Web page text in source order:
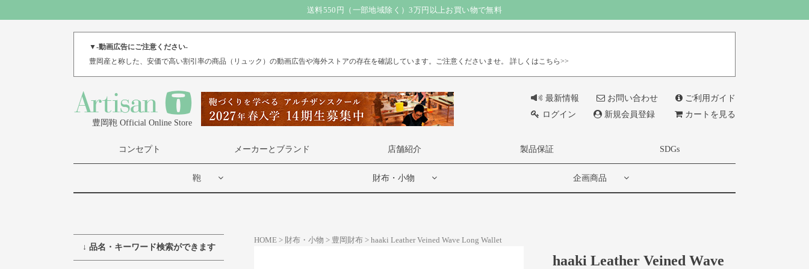
送料550円（一部地域除く）3万円以上お買い物で無料
▼-動画広告にご注意ください-
豊岡産と称した、安価で高い割引率の商品（リュック）の動画広告や海外ストアの存在を確認しています。ご注意くださいませ。 詳しくはこちら>>
豊岡鞄 Official Online Store
最新情報 お問い合わせ
ご利用ガイド
ログイン
新規会員登録 カートを見る
コンセプト メーカーとブランド 店舗紹介 製品保証 SDGs
鞄 財布・小物 企画商品
HOME 財布・小物 豊岡財布 haaki Leather Veined Wave Long Wallet
haaki Leather Veined Wave
↓ 品名・キーワード検索ができます